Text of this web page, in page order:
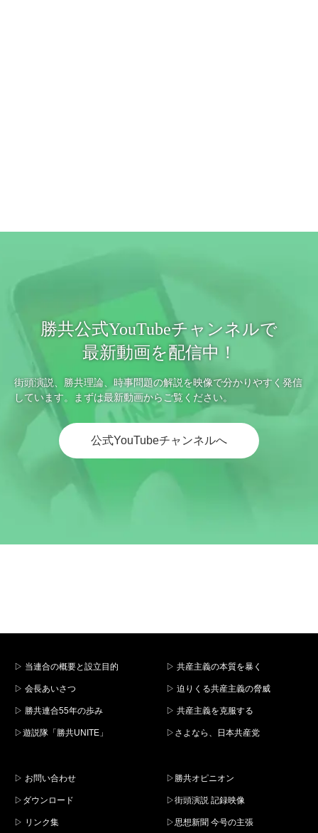
勝共公式YouTubeチャンネルで
最新動画を配信中！
街頭演説、勝共理論、時事問題の解説を映像で分かりやすく発信
しています。まずは最新動画からご覧ください。
公式YouTubeチャンネルへ
▷ 当連合の概要と設立目的
▷ 会長あいさつ
▷ 勝共連合55年の歩み
▷遊説隊「勝共UNITE」
▷ 共産主義の本質を暴く
▷ 迫りくる共産主義の脅威
▷ 共産主義を克服する
▷さよなら、日本共産党
▷ お問い合わせ
▷ダウンロード
▷ リンク集
▷勝共オピニオン
▷街頭演説 記録映像
▷思想新聞 今号の主張